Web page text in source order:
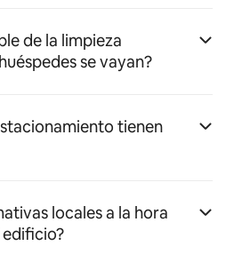
de la limpieza
se vayan?
tienen
locales a la hora